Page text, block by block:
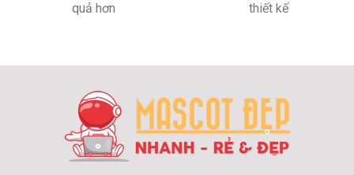
quả hơn
thiết kế